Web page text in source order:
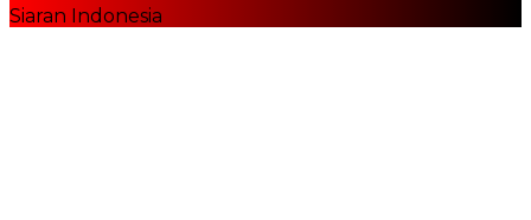
Siaran Indonesia